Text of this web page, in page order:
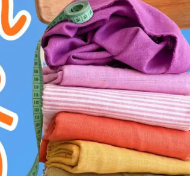
g prát na 30°C
Představujeme teplákovinu PREMIUM
Tato jednobarevná látka v nadčasovém
bavlny a 5% elastanu, což jí propůjčuje
pro volnost pohybu. S gramáží 290 g/m² je
ztrácela na komfortu. Ideální pro celoroční
pohodlné stříhání a minimální odpad.
dětského oblečení, sportovních setů nebo
Objevte nekonečné možnosti s touto